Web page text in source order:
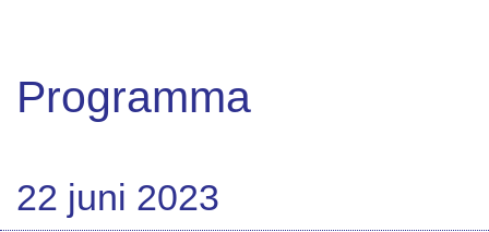
Programma
22 juni 2023